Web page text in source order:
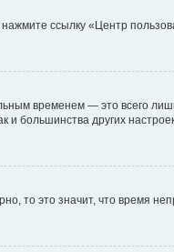
ссылку «Центр
временем — это всего
и большинства других
то это значит, что время